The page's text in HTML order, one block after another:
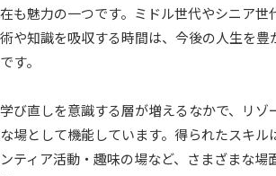
在も魅力の一つです。ミドル世代やシニア世
術や知識を吸収する時間は、今後の人生を豊
です。
学び直しを意識する層が増えるなかで、リゾ
な場として機能しています。得られたスキル
ンティア活動・趣味の場など、さまざまな場